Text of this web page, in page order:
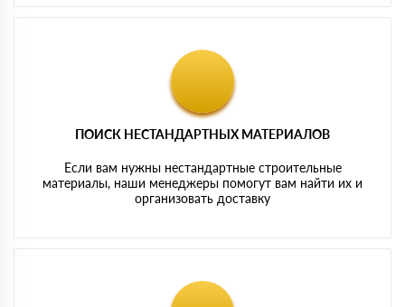
ПОИСК НЕСТАНДАРТНЫХ МАТЕРИАЛОВ
Если вам нужны нестандартные строительные
материалы, наши менеджеры помогут вам найти их и
организовать доставку